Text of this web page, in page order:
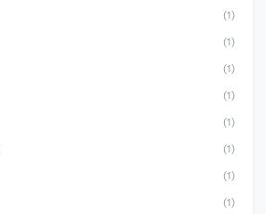
(1)
(1)
(1)
(1)
(1)
(1)
(1)
(1)